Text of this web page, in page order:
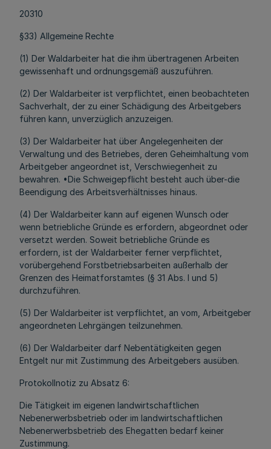
20310
§33) Allgemeine Rechte
(1) Der Waldarbeiter hat die ihm übertragenen Arbeiten
gewissenhaft und ordnungsgemäß auszuführen.
(2) Der Waldarbeiter ist verpflichtet, einen beobachteten
Sachverhalt, der zu einer Schädigung des Arbeitgebers
führen kann, unverzüglich anzuzeigen.
(3) Der Waldarbeiter hat über Angelegenheiten der
Verwaltung und des Betriebes, deren Geheimhaltung vom
Arbeitgeber angeordnet ist, Verschwiegenheit zu
bewahren. •Die Schweigepflicht besteht auch über-die
Beendigung des Arbeitsverhältnisses hinaus.
(4) Der Waldarbeiter kann auf eigenen Wunsch oder
wenn betriebliche Gründe es erfordern, abgeordnet oder
versetzt werden. Soweit betriebliche Gründe es
erfordern, ist der Waldarbeiter ferner verpflichtet,
vorübergehend Forstbetriebsarbeiten außerhalb der
Grenzen des Heimatforstamtes (§ 31 Abs. l und 5)
durchzuführen.
(5) Der Waldarbeiter ist verpflichtet, an vom, Arbeitgeber
angeordneten Lehrgängen teilzunehmen.
(6) Der Waldarbeiter darf Nebentätigkeiten gegen
Entgelt nur mit Zustimmung des Arbeitgebers ausüben.
Protokollnotiz zu Absatz 6:
Die Tätigkeit im eigenen landwirtschaftlichen
Nebenerwerbsbetrieb oder im landwirtschaftlichen
Nebenerwerbsbetrieb des Ehegatten bedarf keiner
Zustimmung.